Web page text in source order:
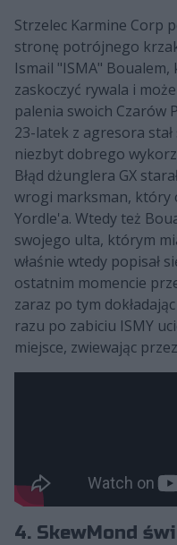
Strzelec Karmine Corp
stronę potrójnego
Ismail "ISMA" Boualem,
zaskoczyć rywala i
palenia swoich Czarów
23-latek z agresora
niezbyt dobrego
Błąd dżunglera GX
wrogi marksman, który
Yordle'a. Wtedy też
swojego ulta, którym
właśnie wtedy popisał
ostatnim momencie
zaraz po tym
razu po zabiciu ISMY
miejsce, zwiewając
4. SkewMond